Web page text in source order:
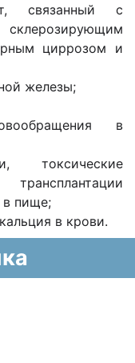
связанный с
циррозом и
железы;
в
токсические
в пище;
в крови.